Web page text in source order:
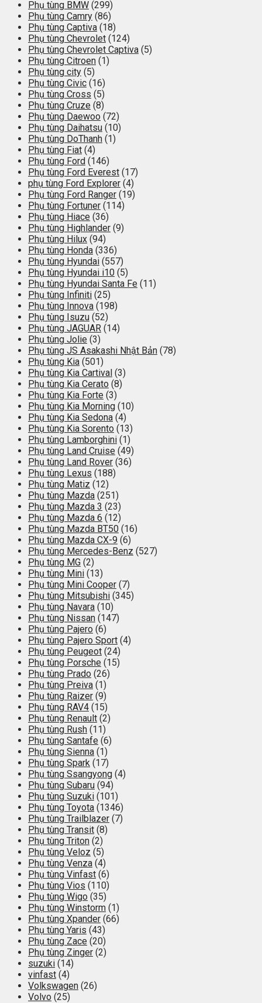
Phụ tùng BMW (299)
Phụ tùng Camry (86)
Phụ tùng Captiva (18)
Phụ tùng Chevrolet (124)
Phụ tùng Chevrolet Captiva (5)
Phụ tùng Citroen (1)
Phụ tùng city (5)
Phụ tùng Civic (16)
Phụ tùng Cross (5)
Phụ tùng Cruze (8)
Phụ tùng Daewoo (72)
Phụ tùng Daihatsu (10)
Phụ tùng DoThanh (1)
Phụ tùng Fiat (4)
Phụ tùng Ford (146)
Phụ tùng Ford Everest (17)
phụ tùng Ford Explorer (4)
Phụ tùng Ford Ranger (19)
Phụ tùng Fortuner (114)
Phụ tùng Hiace (36)
Phụ tùng Highlander (9)
Phụ tùng Hilux (94)
Phụ tùng Honda (336)
Phụ tùng Hyundai (557)
Phụ tùng Hyundai i10 (5)
Phụ tùng Hyundai Santa Fe (11)
Phụ tùng Infiniti (25)
Phụ tùng Innova (198)
Phụ tùng Isuzu (52)
Phụ tùng JAGUAR (14)
Phụ tùng Jolie (3)
Phụ tùng JS Asakashi Nhật Bản (78)
Phụ tùng Kia (501)
Phụ tùng Kia Cartival (3)
Phụ tùng Kia Cerato (8)
Phụ tùng Kia Forte (3)
Phụ tùng Kia Morning (10)
Phụ tùng Kia Sedona (4)
Phụ tùng Kia Sorento (13)
Phụ tùng Lamborghini (1)
Phụ tùng Land Cruise (49)
Phụ tùng Land Rover (36)
Phụ tùng Lexus (188)
Phụ tùng Matiz (12)
Phụ tùng Mazda (251)
Phụ tùng Mazda 3 (23)
Phụ tùng Mazda 6 (12)
Phụ tùng Mazda BT50 (16)
Phụ tùng Mazda CX-9 (6)
Phụ tùng Mercedes-Benz (527)
Phụ tùng MG (2)
Phụ tùng Mini (13)
Phụ tùng Mini Cooper (7)
Phụ tùng Mitsubishi (345)
Phụ tùng Navara (10)
Phụ tùng Nissan (147)
Phụ tùng Pajero (6)
Phụ tùng Pajero Sport (4)
Phụ tùng Peugeot (24)
Phụ tùng Porsche (15)
Phụ tùng Prado (26)
Phụ tùng Preiva (1)
Phụ tùng Raizer (9)
Phụ tùng RAV4 (15)
Phụ tùng Renault (2)
Phụ tùng Rush (11)
Phụ tùng Santafe (6)
Phụ tùng Sienna (1)
Phụ tùng Spark (17)
Phụ tùng Ssangyong (4)
Phụ tùng Subaru (94)
Phụ tùng Suzuki (101)
Phụ tùng Toyota (1346)
Phụ tùng Trailblazer (7)
Phụ tùng Transit (8)
Phụ tùng Triton (2)
Phụ tùng Veloz (5)
Phụ tùng Venza (4)
Phụ tùng Vinfast (6)
Phụ tùng Vios (110)
Phụ tùng Wigo (35)
Phụ tùng Winstorm (1)
Phụ tùng Xpander (66)
Phụ tùng Yaris (43)
Phụ tùng Zace (20)
Phụ tùng Zinger (2)
suzuki (14)
vinfast (4)
Volkswagen (26)
Volvo (25)